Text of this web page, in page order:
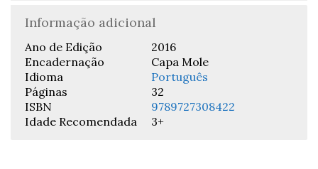
Informação adicional
Ano de Edição
2016
Encadernação
Capa Mole
Idioma
Português
Páginas
32
ISBN
9789727308422
Idade Recomendada
3+